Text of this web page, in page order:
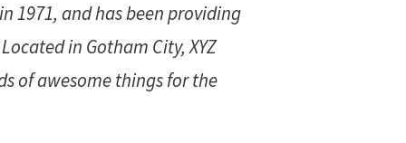
1971, and has been providing
in Gotham City, XYZ
of awesome things for the